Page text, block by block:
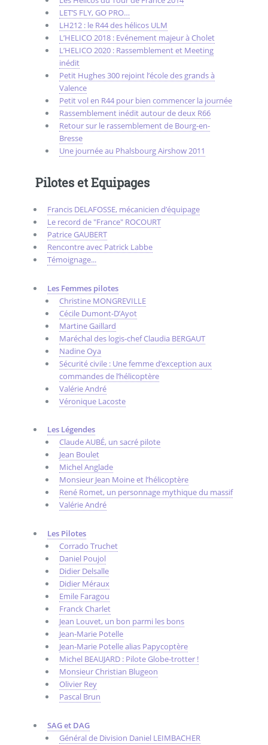
LET’S FLY, GO PRO…
LH212 : le R44 des hélicos ULM
L’HELICO 2018 : Evénement majeur à Cholet
L’HELICO 2020 : Rassemblement et Meeting
inédit
Petit Hughes 300 rejoint l’école des grands à
Valence
Petit vol en R44 pour bien commencer la journée
Rassemblement inédit autour de deux R66
Retour sur le rassemblement de Bourg-en-
Bresse
Une journée au Phalsbourg Airshow 2011
Pilotes et Equipages
Francis DELAFOSSE, mécanicien d’équipage
Le record de "France" ROCOURT
Patrice GAUBERT
Rencontre avec Patrick Labbe
Témoignage...
Les Femmes pilotes
Christine MONGREVILLE
Cécile Dumont-D’Ayot
Martine Gaillard
Maréchal des logis-chef Claudia BERGAUT
Nadine Oya
Sécurité civile : Une femme d’exception aux
commandes de l’hélicoptère
Valérie André
Véronique Lacoste
Les Légendes
Claude AUBÉ, un sacré pilote
Jean Boulet
Michel Anglade
Monsieur Jean Moine et l’hélicoptère
René Romet, un personnage mythique du massif
Valérie André
Les Pilotes
Corrado Truchet
Daniel Poujol
Didier Delsalle
Didier Méraux
Emile Faragou
Franck Charlet
Jean Louvet, un bon parmi les bons
Jean-Marie Potelle
Jean-Marie Potelle alias Papycoptère
Michel BEAUJARD : Pilote Globe-trotter !
Monsieur Christian Blugeon
Olivier Rey
Pascal Brun
SAG et DAG
Général de Division Daniel LEIMBACHER